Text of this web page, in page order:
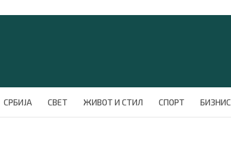
СРБИЈА СВЕТ ЖИВОТ И СТИЛ СПОРТ БИЗНИС